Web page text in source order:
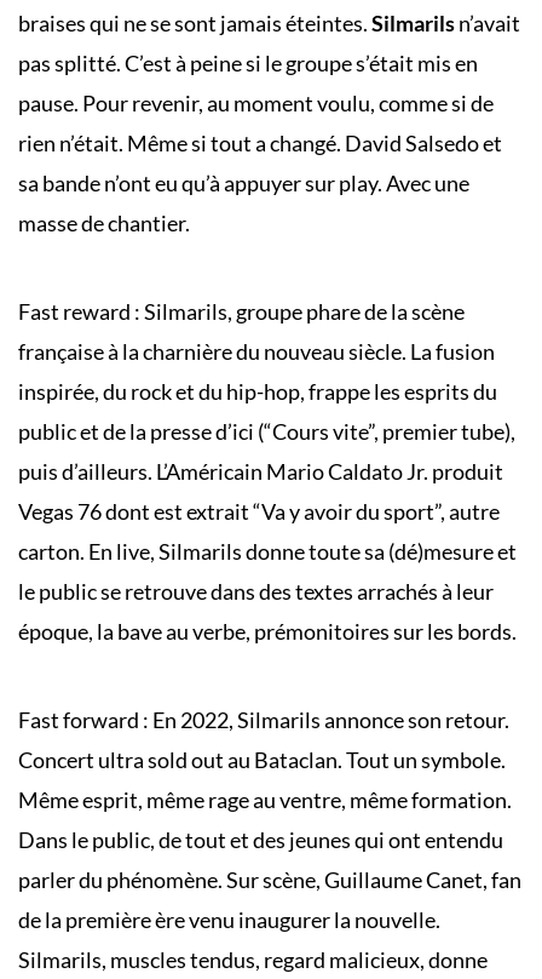
braises qui ne se sont jamais éteintes.Silmarilsn’avait
pas splitté. C’est à peine si le groupe s’était mis en
pause. Pour revenir, au moment voulu, comme si de
rien n’était. Même si tout a changé. David Salsedo et
sa bande n’ont eu qu’à appuyer sur play. Avec une
masse de chantier.
Fast reward : Silmarils, groupe phare de la scène
française à la charnière du nouveau siècle. La fusion
inspirée, du rock et du hip-hop, frappe les esprits du
public et de la presse d’ici (“Cours vite”, premier tube),
puis d’ailleurs. L’Américain Mario Caldato Jr. produit
Vegas 76 dont est extrait “Va y avoir du sport”, autre
carton. En live, Silmarils donne toute sa (dé)mesure et
le public se retrouve dans des textes arrachés à leur
époque, la bave au verbe, prémonitoires sur les bords.
Fast forward : En 2022, Silmarils annonce son retour.
Concert ultra sold out au Bataclan. Tout un symbole.
Même esprit, même rage au ventre, même formation.
Dans le public, de tout et des jeunes qui ont entendu
parler du phénomène. Sur scène, Guillaume Canet, fan
de la première ère venu inaugurer la nouvelle.
Silmarils, muscles tendus, regard malicieux, donne